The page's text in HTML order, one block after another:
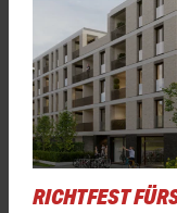
RICHTFEST